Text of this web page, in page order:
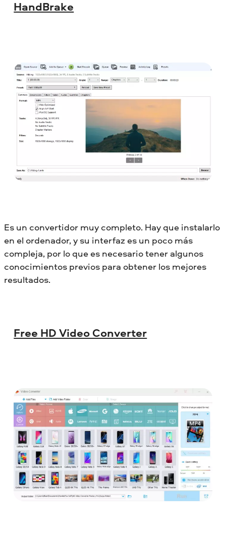
HandBrake
Es un convertidor muy completo. Hay que instalarlo
en el ordenador, y su interfaz es un poco más
compleja, por lo que es necesario tener algunos
conocimientos previos para obtener los mejores
resultados.
Free HD Video Converter